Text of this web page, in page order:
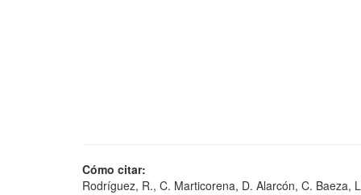
Cómo citar:
Rodríguez, R., C. Marticorena, D. Alarcón, C. Baeza,